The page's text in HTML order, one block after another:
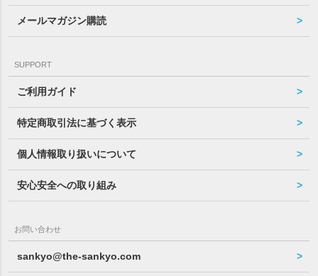
メールマガジン購読
SUPPORT
ご利用ガイド
特定商取引法に基づく表示
個人情報取り扱いについて
安心安全への取り組み
お問い合わせ
sankyo@the-sankyo.com